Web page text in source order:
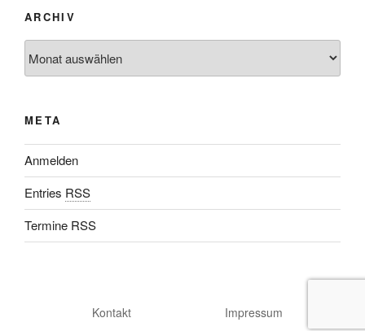
ARCHIV
META
Anmelden
Entries RSS
Termine RSS
Kontakt Impressum